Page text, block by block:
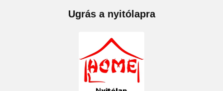
Ugrás a nyitólapra